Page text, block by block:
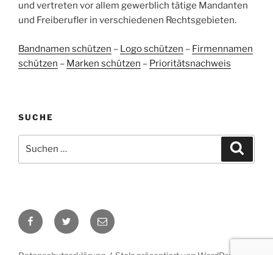
Blick aufs ProvenExpert-Profil werfen
und vertreten vor allem gewerblich tätige Mandanten
und Freiberufler in verschiedenen Rechtsgebieten.
Bandnamen schützen – Logo schützen – Firmennamen
schützen – Marken schützen – Prioritätsnachweis
SUCHE
nach:
FacebookTwitter E-
Mail